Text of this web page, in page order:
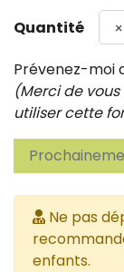
Quantité
Prévenez-moi
(Merci de
utiliser cette
Ne pas
enfants.